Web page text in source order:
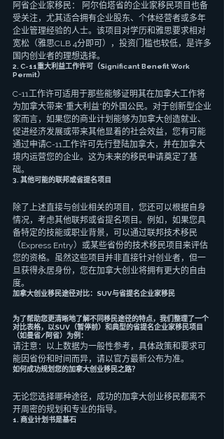
阿省企业家移民： 阿尔伯塔省的企业家移民项目也备
受关注，尤其适合拥有企业股东、个体经营者或多年
企业管理经验的人士。该项目对学历和雅思要求相对
宽松（雅思CLB 4分即可），投资门槛也较低，是许多
国内创业者的理想选择。
2. C-11重大利益工作许可（Significant Benefit Work
Permit）
C-11工作许可适用于那些能够证明其在加拿大工作将
为加拿大带来“重大利益”的外国公民。对于创新型企业
家而言，如果您的商业计划能够为加拿大创造就业、
促进经济发展或带来其他显着的社会效益，您有可能
通过申请C-11工作许可先行登陆加拿大，并在加拿大
境内运营您的企业。这为未来的移民申请奠定了基
础。
3. 其他可能的联邦或省提名项目
除了上述直接与创业相关的项目，您还可以根据自身
情况，考虑其他联邦或省提名项目。例如，如果您具
备特定的技能或职业背景，可以通过联邦技术移民
（Express Entry）或某些省份的技术移民项目来评估
您的资格。虽然这些项目并非直接针对创业者，但一
旦获得永居身份，您在加拿大创业将拥有更大的自由
度。
加拿大创业移民途径对比：SUV与省提名企业家移民
为了帮助您更清晰地了解不同移民途径的特点，我们整理了一个
对比表格，以SUV（暂停前）和典型的省提名企业家移民项目
（如曼省/阿省）为例：
请注意：以上数据为一般性参考，具体政策和要求可
能因省份和时间而异，请以官方最新公布为准。
如何成功规划您的加拿大创业移民之路？
无论您选择哪种途径，成功的加拿大创业移民都离不
开周密的规划和专业的指导。
1. 商业计划书是基石